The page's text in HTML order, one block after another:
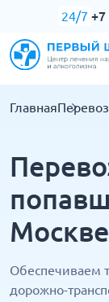
24/7 +7
Главная
Москве
Обеспечиваем
дорожно-